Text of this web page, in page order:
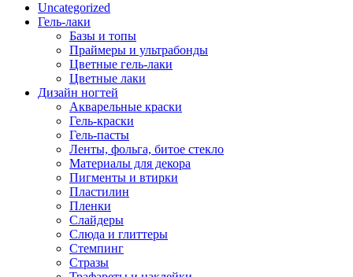
Uncategorized
Гель-лаки
Базы и топы
Праймеры и ультрабонды
Цветные гель-лаки
Цветные лаки
Дизайн ногтей
Акварельные краски
Гель-краски
Гель-пасты
Ленты, фольга, битое стекло
Материалы для декора
Пигменты и втирки
Пластилин
Пленки
Слайдеры
Слюда и глиттеры
Стемпинг
Стразы